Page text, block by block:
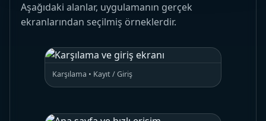
Aşağıdaki alanlar, uygulamanın gerçek
ekranlarından seçilmiş örneklerdir.
Karşılama • Kayıt / Giriş